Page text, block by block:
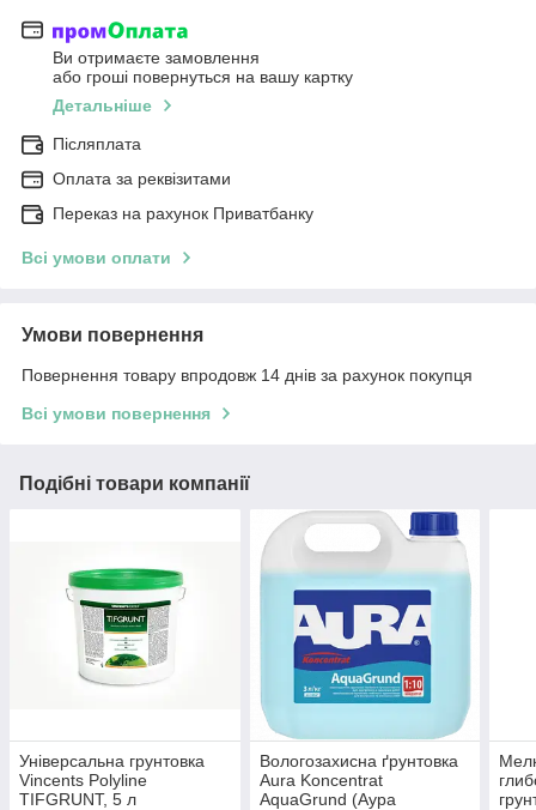
Ви отримаєте замовлення
або гроші повернуться на вашу картку
Детальніше
Післяплата
Оплата за реквізитами
Переказ на рахунок Приватбанку
Всі умови оплати
Умови повернення
Повернення товару впродовж 14 днів за рахунок покупця
Всі умови повернення
Подібні товари компанії
Універсальна грунтовка
Vincents Polyline
TIFGRUNT, 5 л
Вологозахисна ґрунтовка
Aura Koncentrat
AquaGrund (Аура